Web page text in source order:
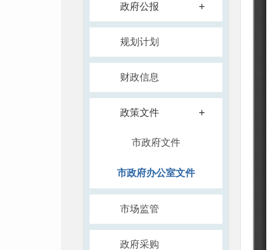
政府公报 +
规划计划
财政信息
政策文件 +
市政府文件
市政府办公室文件
市场监管
政府采购